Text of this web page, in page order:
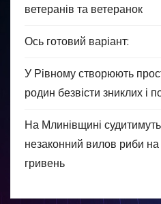
ветеранів та ветеранок
Ось готовий варіант:
У Рівному створюють
родин безвісти зниклих і
На Млинівщині
незаконний вилов риби
гривень